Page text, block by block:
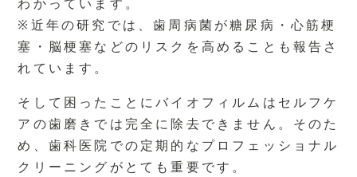
わかっています。
※近年の研究では、歯周病菌が糖尿病・心筋梗
塞・脳梗塞などのリスクを高めることも報告さ
れています。
そして困ったことにバイオフィルムはセルフケ
アの歯磨きでは完全に除去できません。そのた
め、歯科医院での定期的なプロフェッショナル
クリーニングがとても重要です。